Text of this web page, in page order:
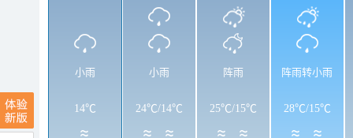
小雨
14℃
小雨
24℃/14℃
阵雨
25℃/15℃
阵雨转小雨
28℃/15℃